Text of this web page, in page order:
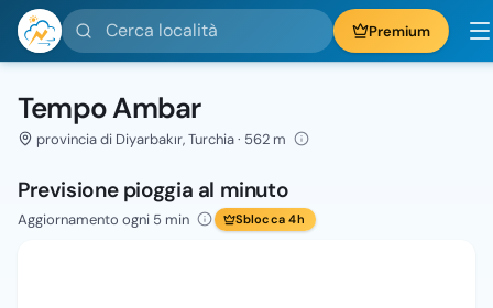
Cerca località Premium
Tempo Ambar
provincia di Diyarbakır, Turchia · 562 m
Previsione pioggia al minuto
Aggiornamento ogni 5 min Sblocca 4h